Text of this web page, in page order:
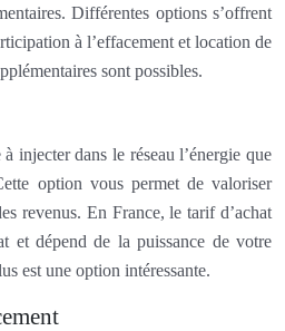
Différentes options s’offrent
à l’effacement et location de
sont possibles.
injecter dans le réseau l’énergie que
option vous permet de valoriser
revenus. En France, le tarif d’achat
et dépend de la puissance de votre
est une option intéressante.